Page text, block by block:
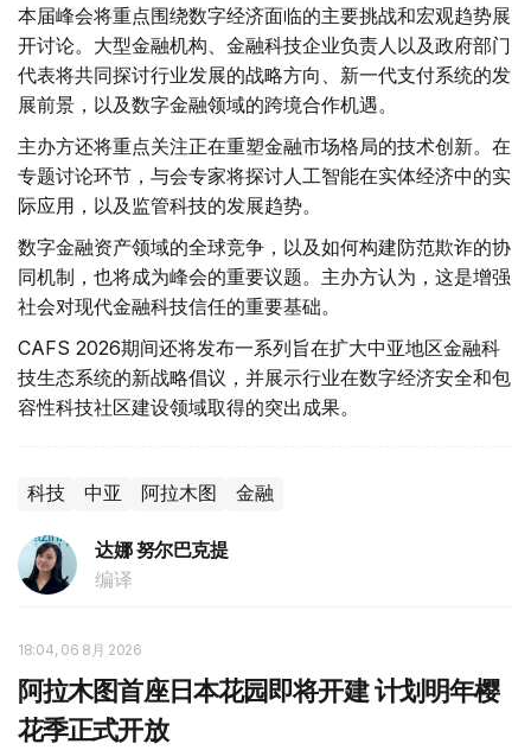
本届峰会将重点围绕数字经济面临的主要挑战和宏观趋势展
开讨论。大型金融机构、金融科技企业负责人以及政府部门
代表将共同探讨行业发展的战略方向、新一代支付系统的发
展前景，以及数字金融领域的跨境合作机遇。
主办方还将重点关注正在重塑金融市场格局的技术创新。在
专题讨论环节，与会专家将探讨人工智能在实体经济中的实
际应用，以及监管科技的发展趋势。
数字金融资产领域的全球竞争，以及如何构建防范欺诈的协
同机制，也将成为峰会的重要议题。主办方认为，这是增强
社会对现代金融科技信任的重要基础。
CAFS 2026期间还将发布一系列旨在扩大中亚地区金融科
技生态系统的新战略倡议，并展示行业在数字经济安全和包
容性科技社区建设领域取得的突出成果。
科技 中亚 阿拉木图 金融
达娜 努尔巴克提
编译
18:04, 06 8月 2026
阿拉木图首座日本花园即将开建 计划明年樱
花季正式开放